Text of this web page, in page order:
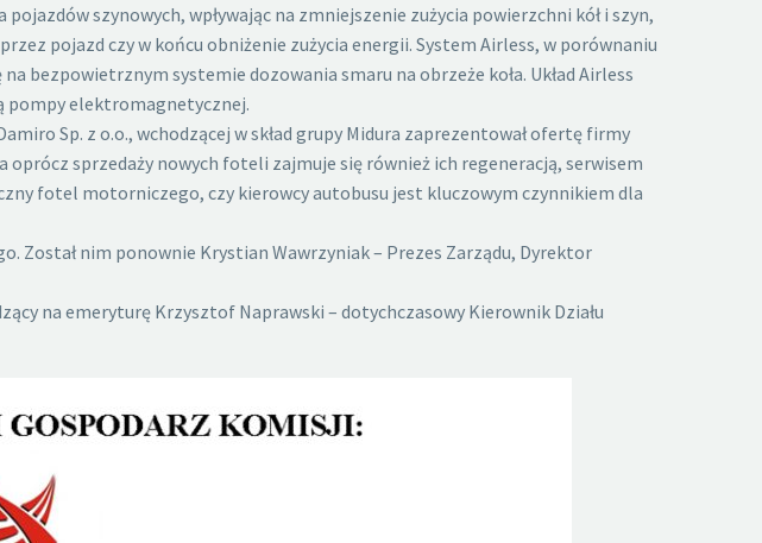
szynowych, wpływając na zmniejszenie zużycia powierzchni kół i szyn,
pojazd czy w końcu obniżenie zużycia energii. System Airless, w porównaniu
bezpowietrznym systemie dozowania smaru na obrzeże koła. Układ Airless
pompy elektromagnetycznej.
Sp. z o.o., wchodzącej w skład grupy Midura zaprezentował ofertę firmy
sprzedaży nowych foteli zajmuje się również ich regeneracją, serwisem
fotel motorniczego, czy kierowcy autobusu jest kluczowym czynnikiem dla
Został nim ponownie Krystian Wawrzyniak – Prezes Zarządu, Dyrektor
na emeryturę Krzysztof Naprawski – dotychczasowy Kierownik Działu